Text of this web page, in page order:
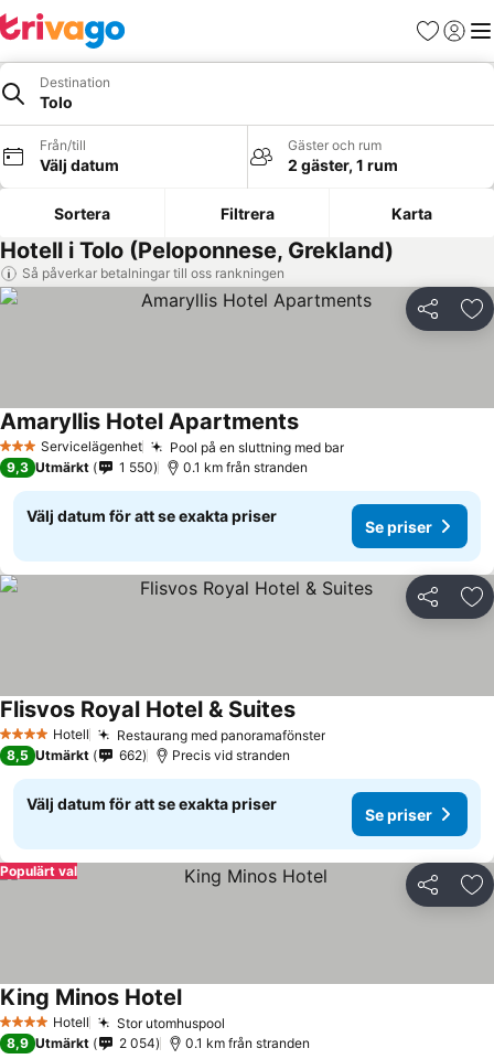
Favoriter
Logga
Destination
Tolo
Från/till
Välj datum
Gäster och rum
2 gäster, 1 rum
Sortera Filtrera Karta
Hotell i Tolo (Peloponnese, Grekland)
Så påverkar betalningar till oss rankningen
Dela
3 StjärnorServicelägenhet Pool på en sluttning med barSe priser
Amaryllis Hotel ApartmentsSe priser
9,3 Utmärkt 1 550 0.1 km från stranden
Välj datum för att se exakta priser
Se priser
Dela
4 StjärnorHotell Restaurang med panoramafönsterSe priser
Flisvos Royal Hotel & SuitesSe priser
8,5 Utmärkt 662 Precis vid stranden
Välj datum för att se exakta priser
Se priser
Dela
Populärt val
4 StjärnorHotell Stor utomhuspool
King Minos HotelSe priser
8,9 Utmärkt 2 054 0.1 km från stranden